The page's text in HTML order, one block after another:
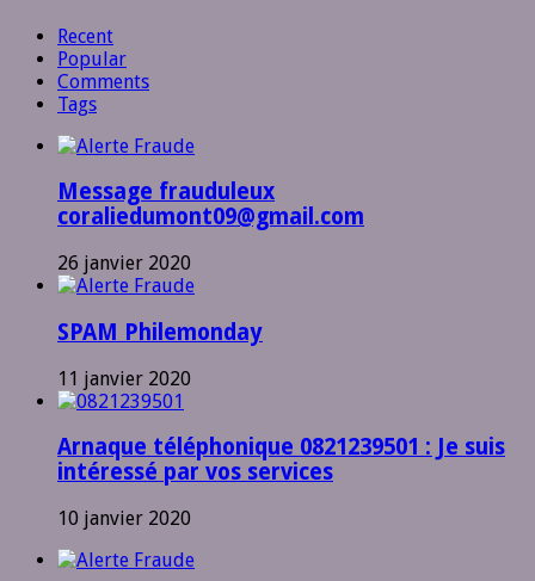
Recent
Popular
Comments
Tags
Message frauduleux
coraliedumont09@gmail.com
26 janvier 2020
SPAM Philemonday
11 janvier 2020
Arnaque téléphonique 0821239501 : Je suis
intéressé par vos services
10 janvier 2020